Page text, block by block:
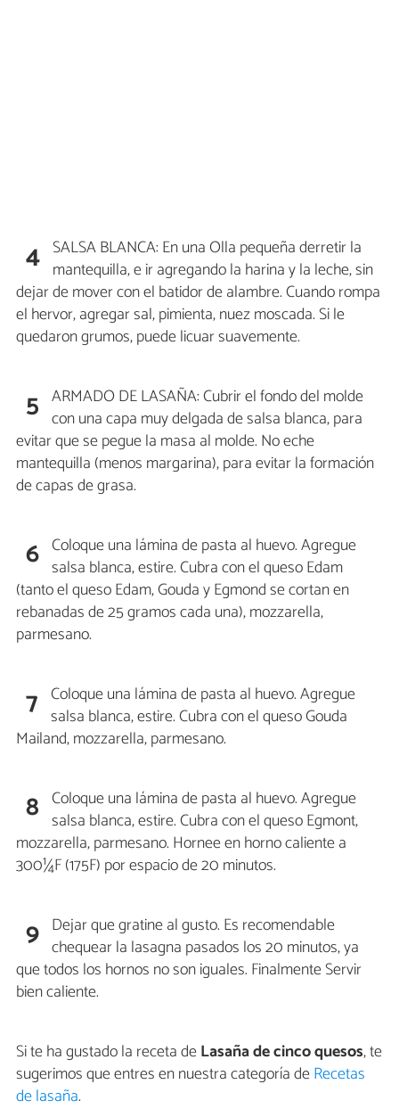
4 SALSA BLANCA: En una Olla pequeña derretir la
mantequilla, e ir agregando la harina y la leche, sin
dejar de mover con el batidor de alambre. Cuando rompa
el hervor, agregar sal, pimienta, nuez moscada. Si le
quedaron grumos, puede licuar suavemente.
5 ARMADO DE LASAÑA: Cubrir el fondo del molde
con una capa muy delgada de salsa blanca, para
evitar que se pegue la masa al molde. No eche
mantequilla (menos margarina), para evitar la formación
de capas de grasa.
6 Coloque una lámina de pasta al huevo. Agregue
salsa blanca, estire. Cubra con el queso Edam
(tanto el queso Edam, Gouda y Egmond se cortan en
rebanadas de 25 gramos cada una), mozzarella,
parmesano.
7 Coloque una lámina de pasta al huevo. Agregue
salsa blanca, estire. Cubra con el queso Gouda
Mailand, mozzarella, parmesano.
8 Coloque una lámina de pasta al huevo. Agregue
salsa blanca, estire. Cubra con el queso Egmont,
mozzarella, parmesano. Hornee en horno caliente a
300¼F (175F) por espacio de 20 minutos.
9 Dejar que gratine al gusto. Es recomendable
chequear la lasagna pasados los 20 minutos, ya
que todos los hornos no son iguales. Finalmente Servir
bien caliente.
Si te ha gustado la receta deLasaña de cinco quesos, te
sugerimos que entres en nuestra categoría deRecetas
de lasaña.